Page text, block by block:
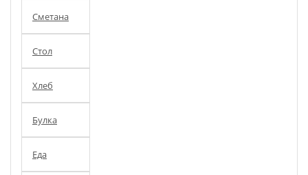
Сметана
Стол
Хлеб
Булка
Еда